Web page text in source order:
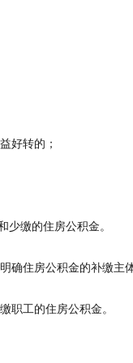
好转的；
缴的住房公积金。
确住房公积金的补缴主
职工的住房公积金。